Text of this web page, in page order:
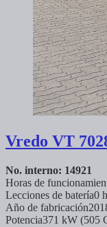
Vredo VT
No. interno: 14921
Horas de
Lecciones de batería0 h
Año de fabricación
Potencia371 kW (505